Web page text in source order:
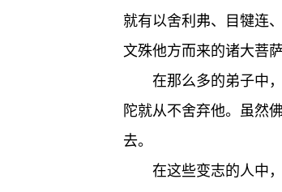
就有以舍利弗、目犍连
文殊他方而来的诸大菩
在那么多的弟子中
陀就从不舍弃他。虽然
去。
在这些变志的人中